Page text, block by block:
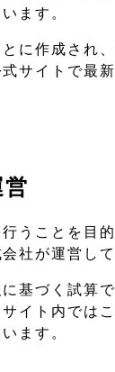
ます。
に作成され
サイトで最
うことを目
社が運営して
基づく試算
イト内では
ます。